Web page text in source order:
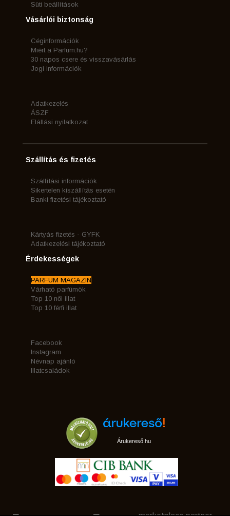
Süti beállítások
Vásárlói biztonság
Céginformációk
Miért a Parfum.hu?
30 napos csere és visszavásárlás
Jogi információk
Adatkezelés
ÁSZF
Elállási nyilatkozat
Szállítás és fizetés
Szállítási információk
Sikertelen kiszállítás esetén
Banki fizetési tájékoztató
Kártyás fizetés - GYFK
Adatkezelési tájékoztató
Érdekességek
PARFÜM MAGAZIN
Várható parfümök
Top 10 női illat
Top 10 férfi illat
Facebook
Instagram
Névnap ajánló
Illatcsaládok
Árukereső.hu